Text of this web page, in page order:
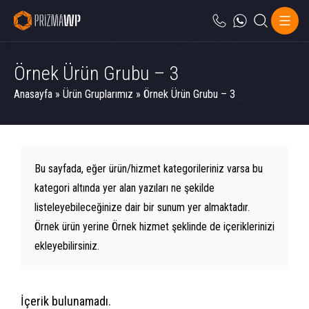
Örnek Ürün Grubu – 3
Anasayfa » Ürün Gruplarımız » Örnek Ürün Grubu – 3
Bu sayfada, eğer ürün/hizmet kategorileriniz varsa bu
kategori altında yer alan yazıları ne şekilde
listeleyebileceğinize dair bir sunum yer almaktadır.
Örnek ürün yerine Örnek hizmet şeklinde de içeriklerinizi
ekleyebilirsiniz.
İçerik bulunamadı.